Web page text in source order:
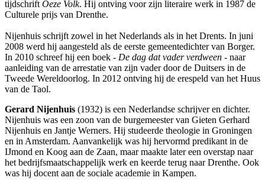
tijdschrift Oeze Volk. Hij ontving voor zijn literaire werk in 1987 de
Culturele prijs van Drenthe.
Nijenhuis schrijft zowel in het Nederlands als in het Drents. In juni
2008 werd hij aangesteld als de eerste gemeentedichter van Borger.
In 2010 schreef hij een boek - De dag dat vader verdween - naar
aanleiding van de arrestatie van zijn vader door de Duitsers in de
Tweede Wereldoorlog. In 2012 ontving hij de erespeld van het Huus
van de Taol.
Gerard Nijenhuis (1932) is een Nederlandse schrijver en dichter.
Nijenhuis was een zoon van de burgemeester van Gieten Gerhard
Nijenhuis en Jantje Werners. Hij studeerde theologie in Groningen
en in Amsterdam. Aanvankelijk was hij hervormd predikant in de
IJmond en Koog aan de Zaan, maar maakte later een overstap naar
het bedrijfsmaatschappelijk werk en keerde terug naar Drenthe. Ook
was hij docent aan de sociale academie in Kampen.